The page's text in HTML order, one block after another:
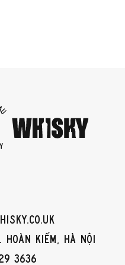
Hoàn Kiếm, Hà Nội
3636